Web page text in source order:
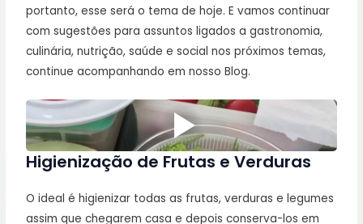
portanto, esse será o tema de hoje. E vamos continuar
com sugestões para assuntos ligados a gastronomia,
culinária, nutrição, saúde e social nos próximos temas,
continue acompanhando em nosso Blog.
Higienização de Frutas e Verduras
O ideal é higienizar todas as frutas, verduras e legumes
assim que chegarem casa e depois conserva-los em